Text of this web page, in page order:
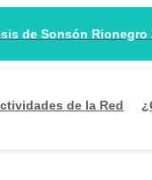
de Sonsón Rionegro
de la Red